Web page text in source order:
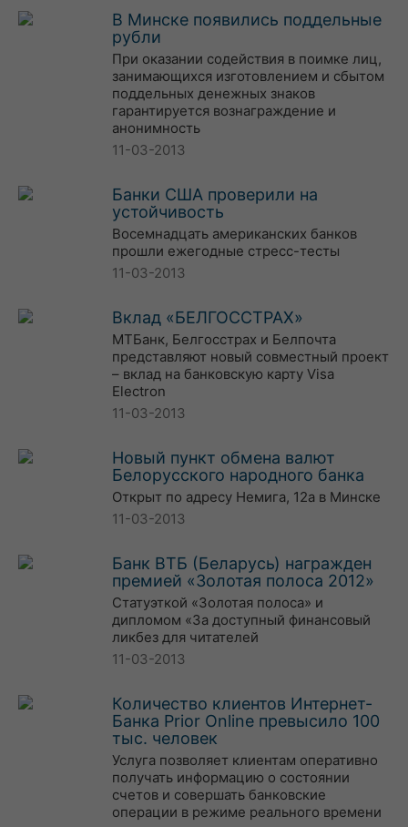
В Минске появились поддельные
рубли
При оказании содействия в поимке лиц,
занимающихся изготовлением и сбытом
поддельных денежных знаков
гарантируется вознаграждение и
анонимность
11-03-2013
Банки США проверили на
устойчивость
Восемнадцать американских банков
прошли ежегодные стресс-тесты
11-03-2013
Вклад «БЕЛГОССТРАХ»
МТБанк, Белгосстрах и Белпочта
представляют новый совместный проект
– вклад на банковскую карту Visa
Electron
11-03-2013
Новый пункт обмена валют
Белорусского народного банка
Открыт по адресу Немига, 12а в Минске
11-03-2013
Банк ВТБ (Беларусь) награжден
премией «Золотая полоса 2012»
Статуэткой «Золотая полоса» и
дипломом «За доступный финансовый
ликбез для читателей
11-03-2013
Количество клиентов Интернет-
Банка Prior Online превысило 100
тыс. человек
Услуга позволяет клиентам оперативно
получать информацию о состоянии
счетов и совершать банковские
операции в режиме реального времени